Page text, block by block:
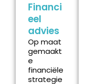
Financi
eel
advies
Op maat
gemaakt
e
financiële
strategie